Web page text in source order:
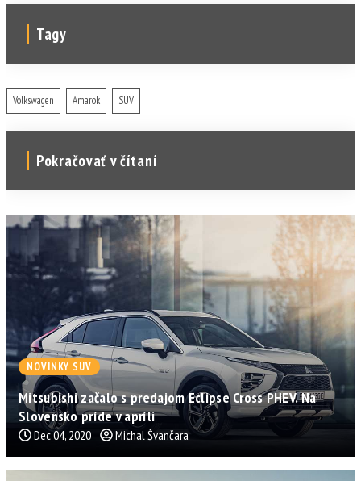
Tagy
Volkswagen Amarok SUV
Pokračovať v čítaní
NOVINKY SUV
Mitsubishi začalo s predajom Eclipse Cross PHEV. Na
Slovensko príde v apríli
Dec 04, 2020 Michal Švančara